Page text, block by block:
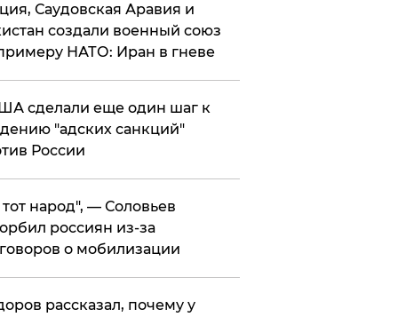
Саудовская Аравия и
создали военный союз
НАТО: Иран в гневе
сделали еще один шаг к
"адских санкций"
России
народ", — Соловьев
россиян из-за
о мобилизации
рассказал, почему у